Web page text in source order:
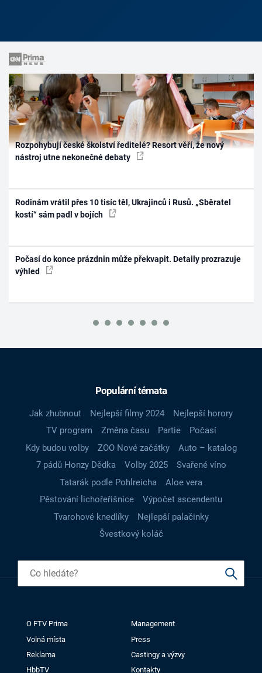
Rozpohybují české školství ředitelé? Resort věří, že nový
nástroj utne nekonečné debaty
Rodinám vrátil přes 10 tisíc těl, Ukrajinců i Rusů. „Sběratel
kostí“ sám padl v bojích
Počasí do konce prázdnin může překvapit. Detaily prozrazuje
výhled
Populární témata
Jak zhubnout Nejlepší filmy 2024
Nejlepší horory
TV program
Změna času Partie
Počasí
Kdy budou volby
ZOO Nové začátky
Auto – katalog
7 pádů Honzy Dědka
Volby 2025
Svařené víno
Tatarák podle Pohlreicha
Aloe vera
Pěstování lichořeřišnice
Výpočet ascendentu
Tvarohové knedlíky
Nejlepší palačinky
Švestkový koláč
O FTV Prima
Management
Volná místa
Press
Reklama
Castingy a výzvy
HbbTV
Kontakty